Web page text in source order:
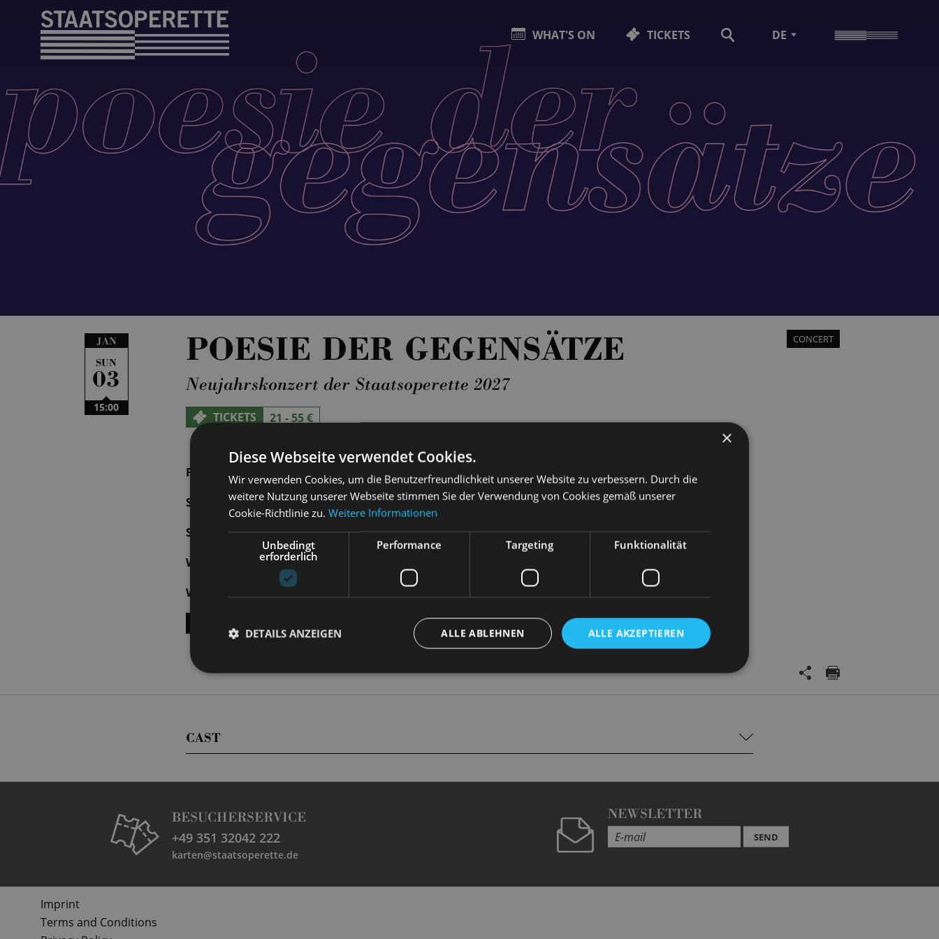
WHAT'S ON TICKETS DE
JAN
SUN
03
15:00
CONCERT
POESIE DER GEGENSÄTZE
Neujahrskonzert der Staatsoperette 2027
TICKETS 21 - 55 €
FRI | 01.01.2027 | 15:00 TICKETS
23 - 69 €
SAT | 02.01.2027 | 19:30
TICKETS
21 - 55 €
SUN | 03.01.2027 | 15:00
TICKETS
21 - 55 €
WED | 06.01.2027 | 11:00
21 - 55 €
WED | 06.01.2027 | 19:30
TICKETS
21 - 55 €
CAST
BESUCHERSERVICE
+49 351 32042 222
karten@staatsoperette.de
NEWSLETTER
SEND
Imprint
Terms and Conditions
×
Diese Webseite verwendet Cookies.
Wir verwenden Cookies, um die Benutzerfreundlichkeit unserer Website zu verbessern. Durch die
weitere Nutzung unserer Webseite stimmen Sie der Verwendung von Cookies gemäß unserer
Cookie-Richtlinie zu. Weitere Informationen
Unbedingt
erforderlich
Performance Targeting Funktionalität
ALLE AKZEPTIEREN
ALLE ABLEHNEN
DETAILS ANZEIGEN